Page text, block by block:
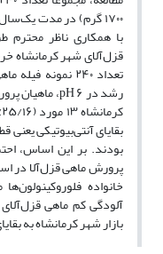
با همکاری ناظر
قزل‌آلای شهر کرمانشاه
تعداد ۲۴۰
بودند. بر این اساس،
پرورش ماهی قزل‌آلا در
خانواده
آلودگی کم ماهی
بازار شهر کرمانشاه به